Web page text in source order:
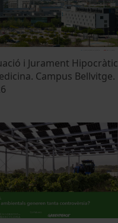
i Jurament Hipocràtic
Campus Bellvitge.